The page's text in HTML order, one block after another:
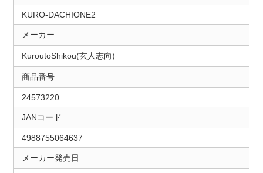
KURO-DACHIONE2
メーカー
KuroutoShikou(玄人志向)
商品番号
24573220
JANコード
4988755064637
メーカー発売日